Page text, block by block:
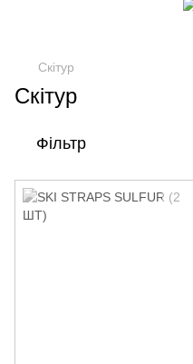
Скітур
Скітур
Фільтр